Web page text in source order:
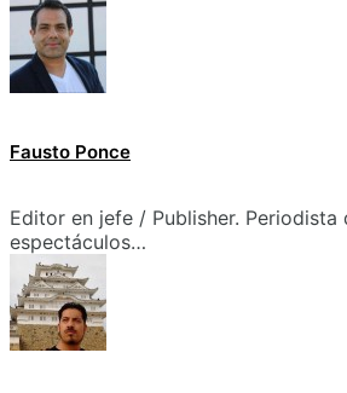
Fausto Ponce
Editor en jefe / Publisher. Periodista
espectáculos…